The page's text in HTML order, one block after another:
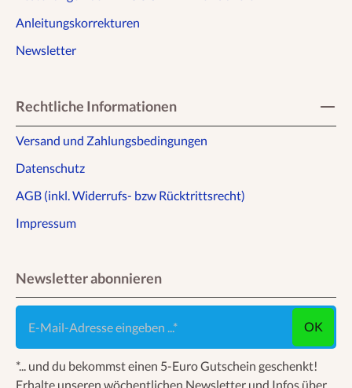
Anleitungskorrekturen
Newsletter
Rechtliche Informationen
Versand und Zahlungsbedingungen
Datenschutz
AGB (inkl. Widerrufs- bzw Rücktrittsrecht)
Impressum
Newsletter abonnieren
E-Mail-Adresse eingeben ...
OK
*... und du bekommst einen 5-Euro Gutschein geschenkt!
Erhalte unseren wöchentlichen Newsletter und Infos über